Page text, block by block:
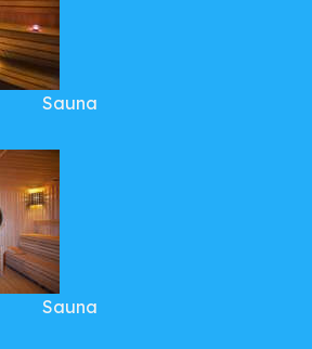
Sauna
Sauna